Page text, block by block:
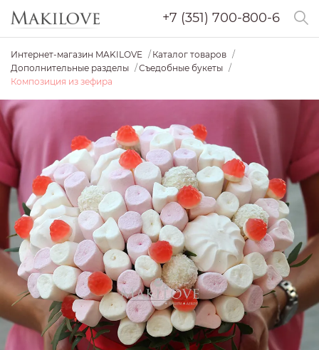
+7 (351) 700-800-6
Интернет-магазин MAKILOVE
Каталог товаров
Дополнительные разделы
Съедобные букеты
Композиция из зефира